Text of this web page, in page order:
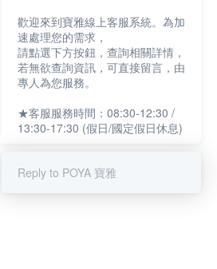
歡迎來到寶雅線上客服系統。為加
速處理您的需求，
請點選下方按鈕，查詢相關詳情，
若無欲查詢資訊，可直接留言，由
專人為您服務。
★客服服務時間：08:30-12:30 /
13:30-17:30 (假日/國定假日休息)
Reply to POYA 寶雅